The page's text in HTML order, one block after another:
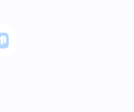
RuStore